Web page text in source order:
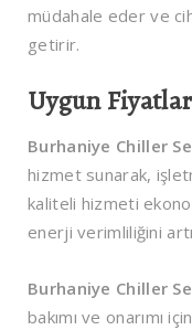
müdahale eder ve
getirir.
Uygun
Burhaniye Chiller
hizmet sunarak,
kaliteli hizmeti
enerji verimliliğini
Burhaniye Chiller
bakımı ve onarımı